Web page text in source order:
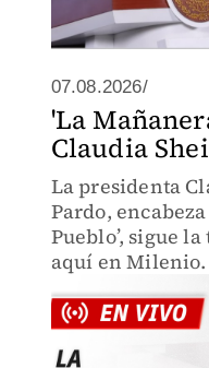
07.08.2026/
'La
Claudia
La presidenta
Pardo,
Pueblo’, sigue
aquí en Milenio.